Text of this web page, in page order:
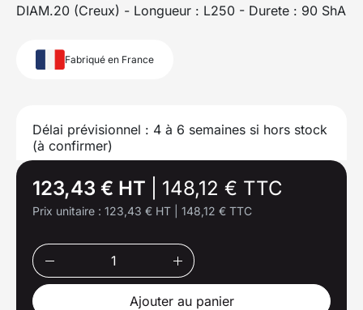
DIAM.20 (Creux) - Longueur : L250 - Durete : 90 ShA
Fabriqué en France
Délai prévisionnel : 4 à 6 semaines si hors stock
(à confirmer)
123,43 € HT 148,12 € TTC
Prix unitaire : 123,43 € HT 148,12 € TTC
Ajouter au panier